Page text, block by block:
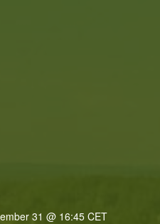
31 @ 16:45 CET